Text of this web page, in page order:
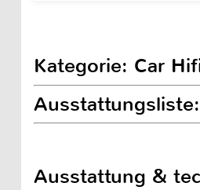
Kategorie: Car
Ausstattung &